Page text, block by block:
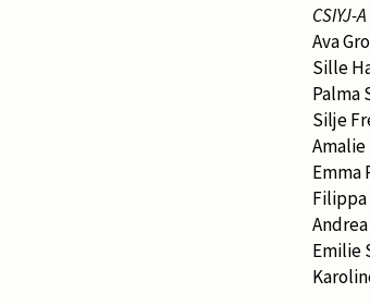
CSIYJ-A
Ava
Sille
Palma
Silje
Amalie
Emma
Filippa
Emilie